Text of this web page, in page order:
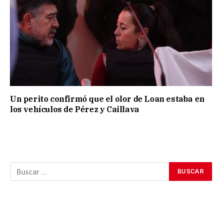
Un perito confirmó que el olor de Loan estaba en
los vehículos de Pérez y Caillava